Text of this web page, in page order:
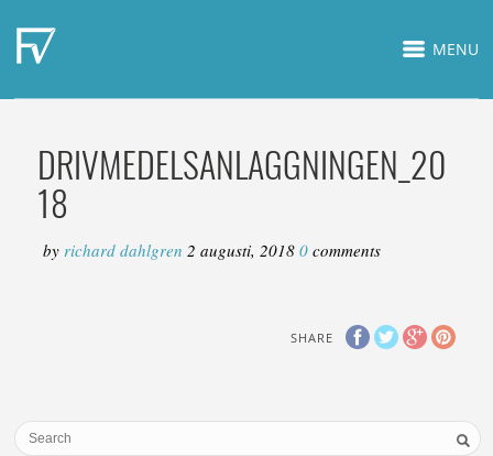
MENU
DRIVMEDELSANLAGGNINGEN_20
18
byrichard dahlgren2 augusti, 2018 0comments
SHARE